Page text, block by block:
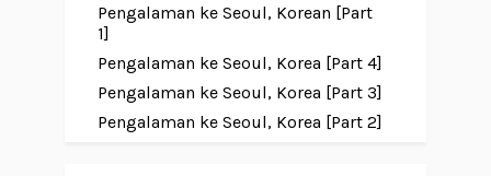
Pengalaman ke Seoul, Korean [Part
1]
Pengalaman ke Seoul, Korea [Part 4]
Pengalaman ke Seoul, Korea [Part 3]
Pengalaman ke Seoul, Korea [Part 2]